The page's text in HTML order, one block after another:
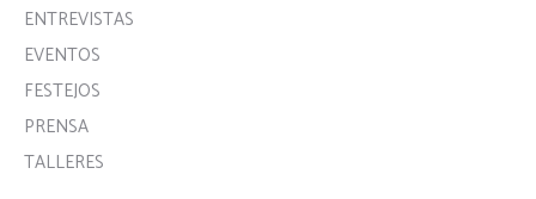
ENTREVISTAS
EVENTOS
FESTEJOS
PRENSA
TALLERES